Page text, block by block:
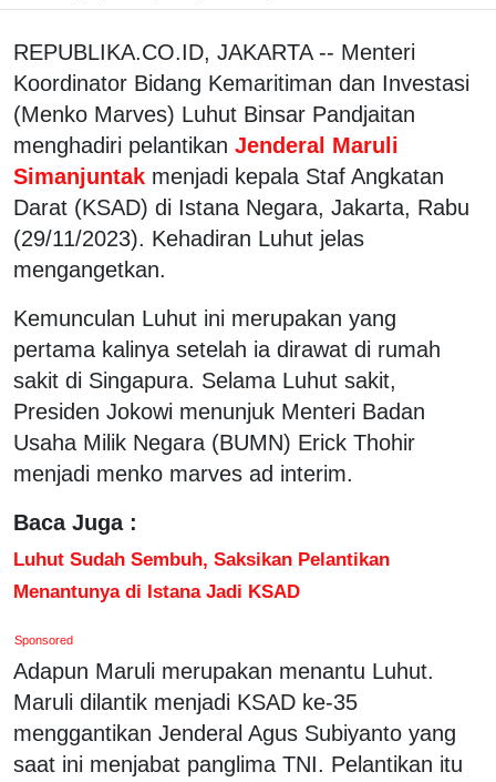
REPUBLIKA.CO.ID, JAKARTA -- Menteri
Koordinator Bidang Kemaritiman dan Investasi
(Menko Marves) Luhut Binsar Pandjaitan
menghadiri pelantikan Jenderal Maruli
Simanjuntak menjadi kepala Staf Angkatan
Darat (KSAD) di Istana Negara, Jakarta, Rabu
(29/11/2023). Kehadiran Luhut jelas
mengangetkan.
Kemunculan Luhut ini merupakan yang
pertama kalinya setelah ia dirawat di rumah
sakit di Singapura. Selama Luhut sakit,
Presiden Jokowi menunjuk Menteri Badan
Usaha Milik Negara (BUMN) Erick Thohir
menjadi menko marves ad interim.
Baca Juga :
Luhut Sudah Sembuh, Saksikan Pelantikan
Menantunya di Istana Jadi KSAD
Sponsored
Adapun Maruli merupakan menantu Luhut.
Maruli dilantik menjadi KSAD ke-35
menggantikan Jenderal Agus Subiyanto yang
saat ini menjabat panglima TNI. Pelantikan itu